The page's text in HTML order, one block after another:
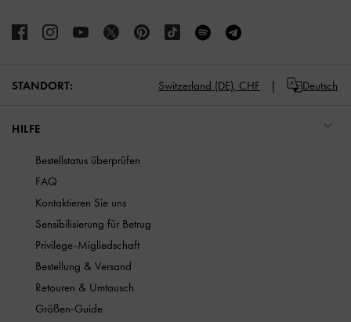
STANDORT: Switzerland (DE), CHF Deutsch
HILFE
Bestellstatus überprüfen
FAQ
Kontaktieren Sie uns
Sensibilisierung für Betrug
Privilege-Migliedschaft
Bestellung & Versand
Retouren & Umtausch
Größen-Guide